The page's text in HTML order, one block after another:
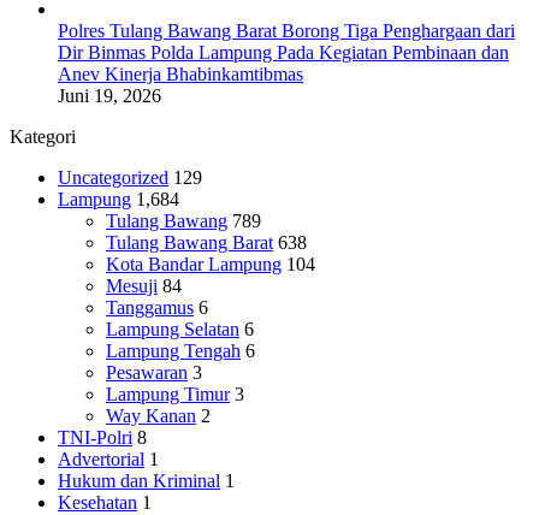
Polres Tulang Bawang Barat Borong Tiga Penghargaan dari
Dir Binmas Polda Lampung Pada Kegiatan Pembinaan dan
Anev Kinerja Bhabinkamtibmas
Juni 19, 2026
Kategori
Uncategorized 129
Lampung 1,684
Tulang Bawang 789
Tulang Bawang Barat 638
Kota Bandar Lampung 104
Mesuji 84
Tanggamus 6
Lampung Selatan 6
Lampung Tengah 6
Pesawaran 3
Lampung Timur 3
Way Kanan 2
TNI-Polri 8
Advertorial 1
Hukum dan Kriminal 1
Kesehatan 1